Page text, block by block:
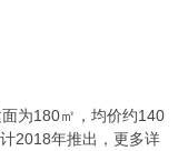
为180㎡，均价约140
2018年推出，更多详